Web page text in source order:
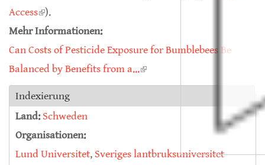
Access(link is external)
).
Mehr Informationen:
Can Costs of Pesticide Exposure for Bumblebees Be
Balanced by Benefits from a...(link is external)
Indexierung
Land:Schweden
Organisationen:
Lund Universitet, Sveriges lantbruksuniversitet